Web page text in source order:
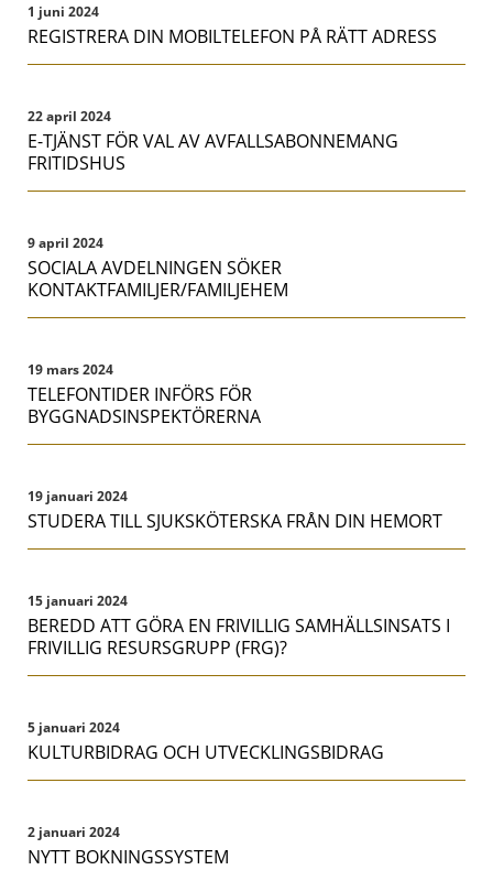
1 juni 2024
REGISTRERA DIN MOBILTELEFON PÅ RÄTT ADRESS
22 april 2024
E-TJÄNST FÖR VAL AV AVFALLSABONNEMANG
FRITIDSHUS
9 april 2024
SOCIALA AVDELNINGEN SÖKER
KONTAKTFAMILJER/FAMILJEHEM
19 mars 2024
TELEFONTIDER INFÖRS FÖR
BYGGNADSINSPEKTÖRERNA
19 januari 2024
STUDERA TILL SJUKSKÖTERSKA FRÅN DIN HEMORT
15 januari 2024
BEREDD ATT GÖRA EN FRIVILLIG SAMHÄLLSINSATS I
FRIVILLIG RESURSGRUPP (FRG)?
5 januari 2024
KULTURBIDRAG OCH UTVECKLINGSBIDRAG
2 januari 2024
NYTT BOKNINGSSYSTEM